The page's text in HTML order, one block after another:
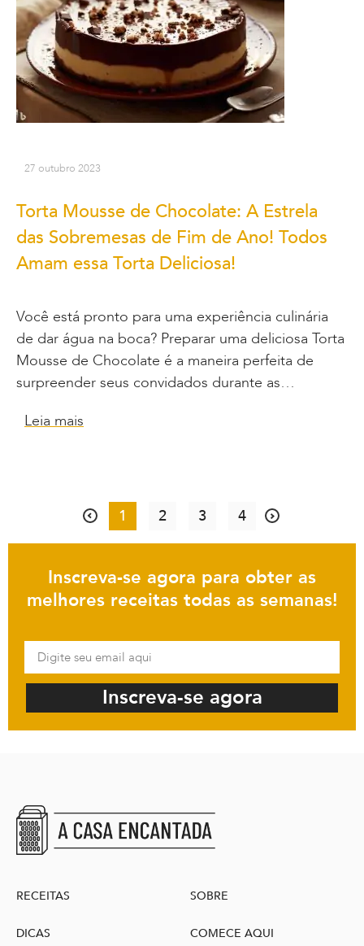
27 outubro 2023
Torta Mousse de Chocolate: A Estrela
das Sobremesas de Fim de Ano! Todos
Amam essa Torta Deliciosa!
Você está pronto para uma experiência culinária
de dar água na boca? Preparar uma deliciosa Torta
Mousse de Chocolate é a maneira perfeita de
surpreender seus convidados durante as…
Leia mais
1 2 3 4
Inscreva-se agora para obter as
melhores receitas todas as semanas!
Inscreva-se agora
RECEITAS
DICAS
SOBRE
COMECE AQUI